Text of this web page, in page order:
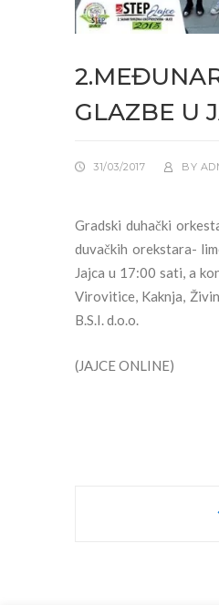
GLAZBE U
31/03/2017 BY
Gradski duhački
duvačkih orekstara-
Jajca u 17:00 sati, a
Virovitice, Kaknja,
B.S.I. d.o.o.
(JAJCE ONLINE)